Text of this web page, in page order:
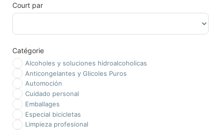
Court par
Trier les produits
Catégorie
Alcoholes y soluciones hidroalcoholicas
Anticongelantes y Glicoles Puros
Automoción
Cuidado personal
Emballages
Especial bicicletas
Limpieza profesional